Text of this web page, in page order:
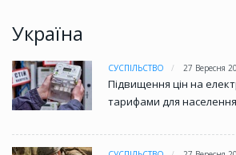
Україна
СУСПІЛЬСТВО 27 Вересня
Підвищення цін на
тарифами для населення